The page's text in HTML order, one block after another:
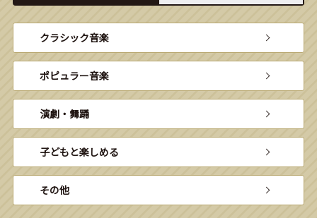
クラシック音楽
ポピュラー音楽
演劇・舞踊
子どもと楽しめる
その他